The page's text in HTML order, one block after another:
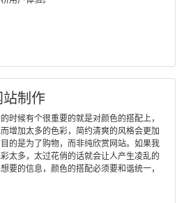
站制作
时候有个很重要的就是对颜色的搭配上，
增加太多的色彩，简约清爽的风格会更加
的是为了购物，而非纯欣赏网站。如果我
太多，太过花俏的话就会让人产生凌乱的
要的信息，颜色的搭配必须要和谐统一，